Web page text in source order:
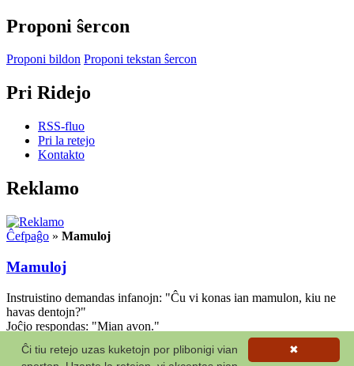
Proponi ŝercon
Proponi bildon Proponi tekstan ŝercon
Pri Ridejo
RSS-fluo
Pri la retejo
Kontakto
Reklamo
Ĉefpaĝo » Mamuloj
Mamuloj
Instruistino demandas infanojn: "Ĉu vi konas ian mamulon, kiu ne
havas dentojn?"
Joĉjo respondas: "Mian avon."
✖
Ĉi tiu retejo uzas kuketojn por plibonigi vian